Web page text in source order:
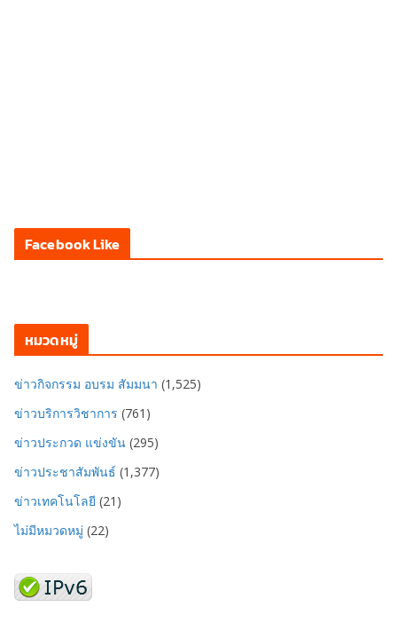
Facebook Like
หมวดหมู่
ข่าวกิจกรรม อบรม สัมมนา (1,525)
ข่าวบริการวิชาการ (761)
ข่าวประกวด แข่งขัน (295)
ข่าวประชาสัมพันธ์ (1,377)
ข่าวเทคโนโลยี (21)
ไม่มีหมวดหมู่ (22)